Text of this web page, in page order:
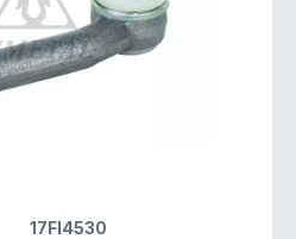
17FI4530